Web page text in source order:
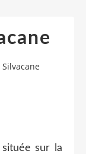
située sur la